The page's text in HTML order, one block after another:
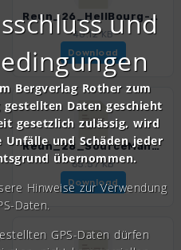
Reun_26_HellBourg-ForetBelouve.gpx
40.12 KB
Download
Reun_28_SourceManouilh.gpx
65.57 KB
Download
und
Bergverlag Rother zum
Daten geschieht
gesetzlich zulässig, wird
und Schäden jeder
übernommen.
Hinweise zur Verwendung
Daten.
GPS-Daten dürfen